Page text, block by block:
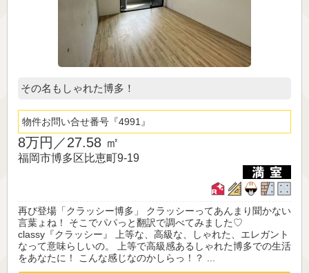
その名もしゃれた博多！
物件お問い合せ番号 4991
8万円／27.58 ㎡
福岡市博多区比恵町9-19
再び登場「クラッシー博多」 クラッシーってあんまり聞かない
言葉ょね！ そこでパパっと翻訳で調べてみました♡
classy『クラッシー』 上等な、高級な、しゃれた、エレガント
なって意味らしいの。 上等で高級感あるしゃれた博多での生活
をあなたに！ こんな感じなのかしらっ！？ ...